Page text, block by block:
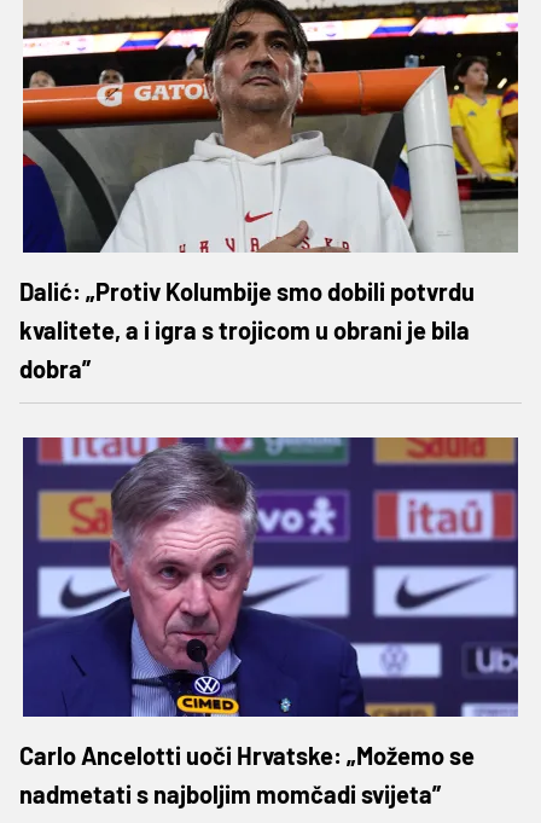
Dalić: „Protiv Kolumbije smo dobili potvrdu
kvalitete, a i igra s trojicom u obrani je bila
dobra”
Carlo Ancelotti uoči Hrvatske: „Možemo se
nadmetati s najboljim momčadi svijeta”